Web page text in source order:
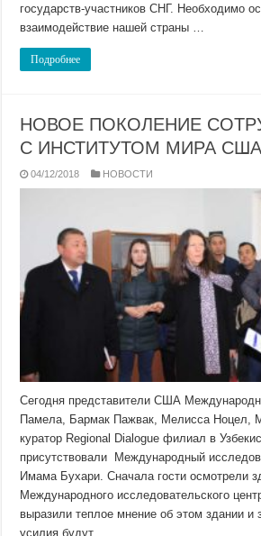
государств-участников СНГ. Необходимо
взаимодействие нашей страны …
Подробнее
НОВОЕ ПОКОЛЕНИЕ
С ИНСТИТУТОМ МИРА США
04/12/2018 НОВОСТИ
Сегодня представители США
Памела, Бармак Пажвак, Мелисса Ноцел,
куратор Regional Dialogue филиал в
присутствовали Международный
Имама Бухари. Сначала гости осмотрели
Международного исследовательского
выразили теплое мнение об этом здании и
усилия будут …